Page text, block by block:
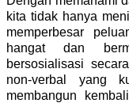
kita tidak hanya
memperbesar
hangat dan
bersosialisasi
non-verbal yang
membangun